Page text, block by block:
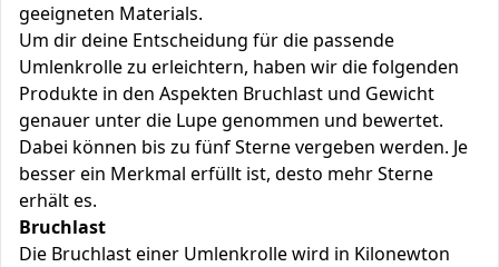
geeigneten Materials.
Um dir deine Entscheidung für die passende
Umlenkrolle zu erleichtern, haben wir die folgenden
Produkte in den Aspekten Bruchlast und Gewicht
genauer unter die Lupe genommen und bewertet.
Dabei können bis zu fünf Sterne vergeben werden. Je
besser ein Merkmal erfüllt ist, desto mehr Sterne
erhält es.
Bruchlast
Die Bruchlast einer Umlenkrolle wird in Kilonewton